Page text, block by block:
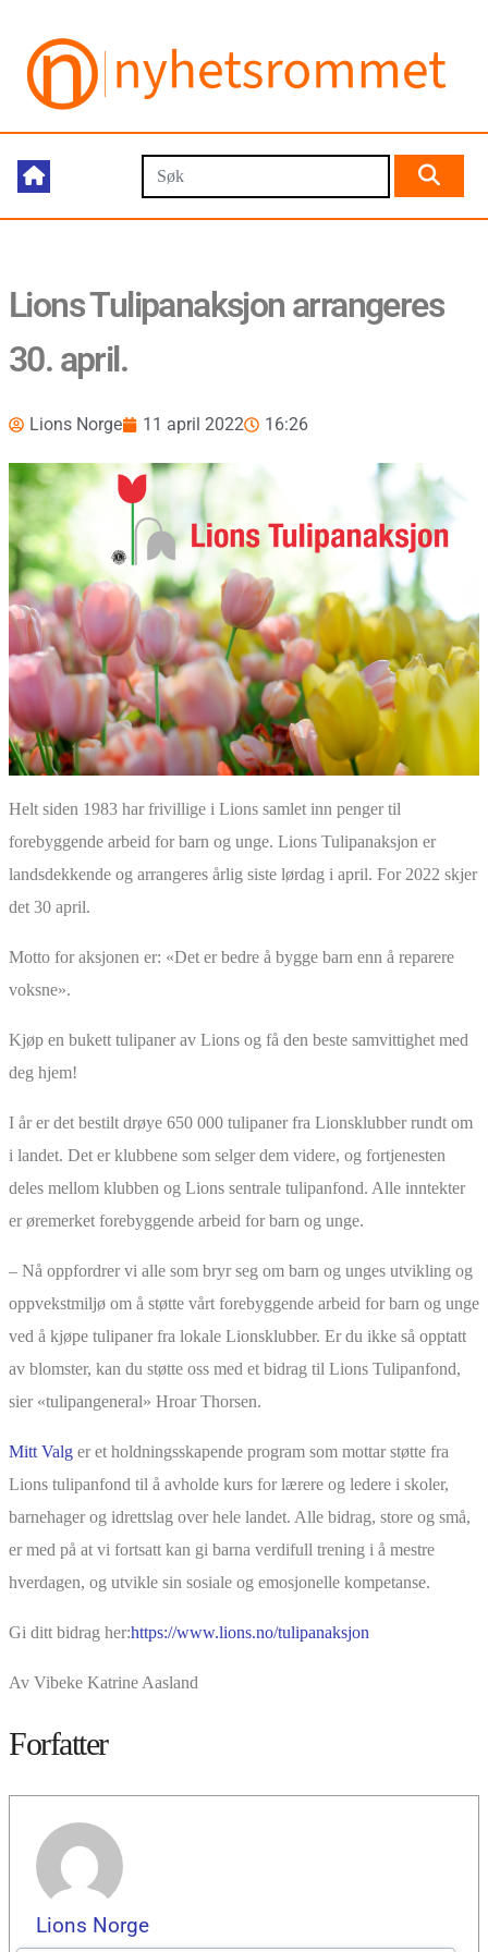
Lions Tulipanaksjon arrangeres
30. april.
Lions Norge 11 april 2022 16:26
Helt siden 1983 har frivillige i Lions samlet inn penger til
forebyggende arbeid for barn og unge. Lions Tulipanaksjon er
landsdekkende og arrangeres årlig siste lørdag i april. For 2022 skjer
det 30 april.
Motto for aksjonen er: «Det er bedre å bygge barn enn å reparere
voksne».
Kjøp en bukett tulipaner av Lions og få den beste samvittighet med
deg hjem!
I år er det bestilt drøye 650 000 tulipaner fra Lionsklubber rundt om
i landet. Det er klubbene som selger dem videre, og fortjenesten
deles mellom klubben og Lions sentrale tulipanfond. Alle inntekter
er øremerket forebyggende arbeid for barn og unge.
– Nå oppfordrer vi alle som bryr seg om barn og unges utvikling og
oppvekstmiljø om å støtte vårt forebyggende arbeid for barn og unge
ved å kjøpe tulipaner fra lokale Lionsklubber. Er du ikke så opptatt
av blomster, kan du støtte oss med et bidrag til Lions Tulipanfond,
sier «tulipangeneral» Hroar Thorsen.
Mitt Valg er et holdningsskapende program som mottar støtte fra
Lions tulipanfond til å avholde kurs for lærere og ledere i skoler,
barnehager og idrettslag over hele landet. Alle bidrag, store og små,
er med på at vi fortsatt kan gi barna verdifull trening i å mestre
hverdagen, og utvikle sin sosiale og emosjonelle kompetanse.
Gi ditt bidrag her:https://www.lions.no/tulipanaksjon
Av Vibeke Katrine Aasland
Forfatter
Lions Norge